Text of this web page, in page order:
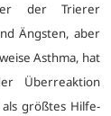
der Trierer
Ängsten, aber
Asthma, hat
Überreaktion
größtes Hilfe-